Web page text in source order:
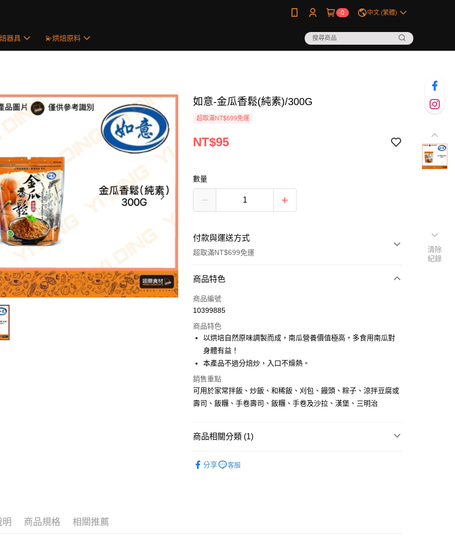
0 中文 (繁體)
器具 💫烘焙原料
如意-金瓜香鬆(純素)/300G
超取滿NT$699免運
NT$95
數量
付款與運送方式
超取滿NT$699免運
付款方式
信用卡一次付款
運送方式
• 付款後全家取貨
每筆NT$60，滿NT$699(含以上)免運費
• 付款後7-11取貨
(請點開選項勾選)
商品特色
商品編號
10399885
商品特色
以烘培自然原味調製而成，南瓜營養價值極高，多食用南瓜對
身體有益！
本產品不過分焙炒，入口不燥熱。
銷售重點
可用於家常拌飯、炒飯、和稀飯、刈包、饅頭、粽子、涼拌豆腐或
壽司、飯糰、手卷壽司、飯糰、手卷及沙拉、漢堡、三明治
商品相關分類 (1)
分享
客服
明 商品規格 相關推薦
清除
紀錄